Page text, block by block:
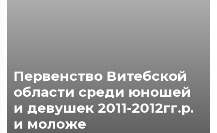
Первенство Витебской
области среди юношей
и девушек 2011-2012гг.р.
и моложе